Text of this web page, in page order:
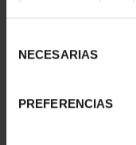
NECESARIAS
PREFERENCIAS
73,00 €